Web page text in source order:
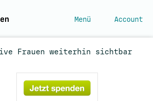
Frauen weiterhin sichtbar
Menü Account
Andrae, Simone